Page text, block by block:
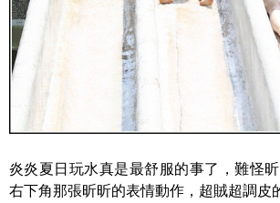
炎炎夏日玩水真是最舒服的事了，難怪
右下角那張昕昕的表情動作，超賊超調皮